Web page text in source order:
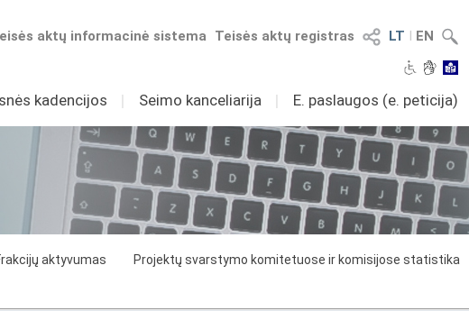
LT I EN
Teisės aktų registras
aktų informacinė sistema
kadencijos I Seimo kanceliarija I E. paslaugos (e. peticija)
aktyvumas
Projektų svarstymo komitetuose ir komisijose statistika